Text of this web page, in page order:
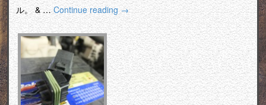
ル。 & …Continue reading→